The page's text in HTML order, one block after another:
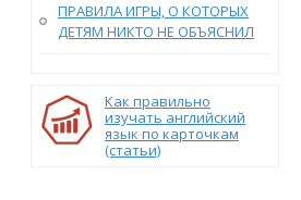
ПРАВИЛА ИГРЫ, О КОТОРЫХ
ДЕТЯМ НИКТО НЕ ОБЪЯСНИЛ
Как правильно
изучать английский
язык по карточкам
(статьи)